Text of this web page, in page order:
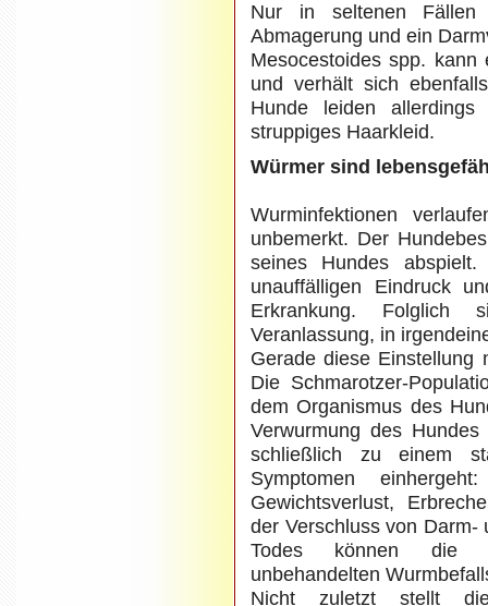
Nur in seltenen Fällen
Abmagerung und ein
Mesocestoides spp.
und verhält sich
Hunde leiden
struppiges Haarkleid.
Würmer sind
Wurminfektionen
unbemerkt. Der
seines Hundes
unauffälligen Eindruck
Erkrankung.
Veranlassung, in
Gerade diese Einstellung
Die Schmarotzer-
dem Organismus des
Verwurmung des
schließlich zu einem
Symptomen
Gewichtsverlust,
der Verschluss von Darm-
Todes können die
unbehandelten
Nicht zuletzt stellt